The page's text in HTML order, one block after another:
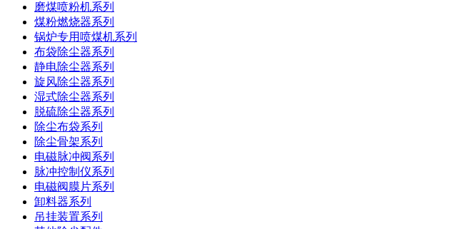
磨煤喷粉机系列
煤粉燃烧器系列
锅炉专用喷煤机系列
布袋除尘器系列
静电除尘器系列
旋风除尘器系列
湿式除尘器系列
脱硫除尘器系列
除尘布袋系列
除尘骨架系列
电磁脉冲阀系列
脉冲控制仪系列
电磁阀膜片系列
卸料器系列
吊挂装置系列